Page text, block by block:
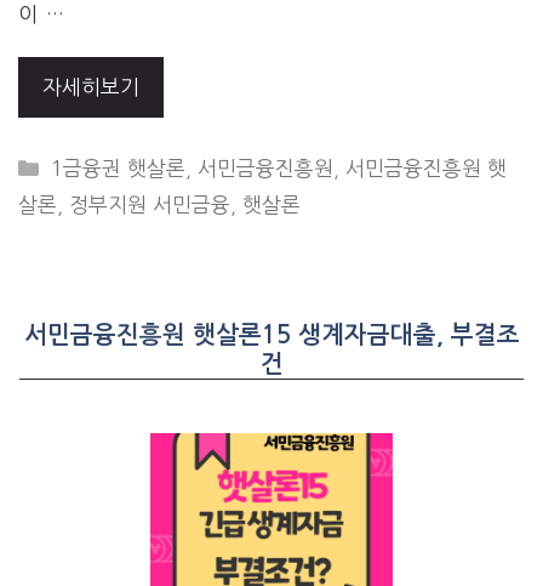
이 …
자세히보기
CATEGORIES
1금융권 햇살론 서민금융진흥원
서민금융진흥원 햇
살론
정부지원 서민금융 햇살론
서민금융진흥원 햇살론15 생계자금대출, 부결조
건